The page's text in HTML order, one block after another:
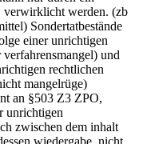
werden. (zb
Sondertatbestände
einer unrichtigen
und
rechtlichen
mangelrüge)
an §503 Z3 ZPO,
unrichtigen
zwischen dem inhalt
wiedergabe. nicht